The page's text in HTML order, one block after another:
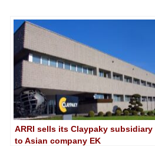
ARRI sells its Claypaky subsidiary
to Asian company EK